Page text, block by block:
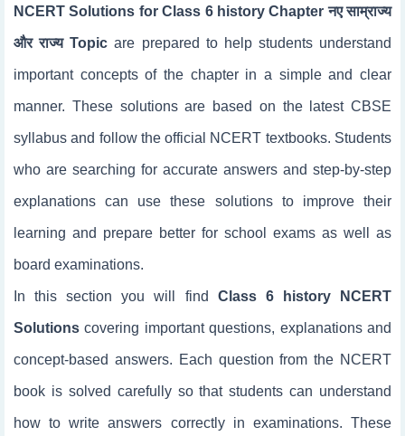
NCERT Solutions for Class 6 history Chapter नए साम्राज्य
और राज्य Topicare prepared to help students understand
important concepts of the chapter in a simple and clear
manner. These solutions are based on the latest CBSE
syllabus and follow the official NCERT textbooks. Students
who are searching for accurate answers and step-by-step
explanations can use these solutions to improve their
learning and prepare better for school exams as well as
board examinations.
In this section you will find Class 6 history NCERT
Solutions covering important questions, explanations and
concept-based answers. Each question from the NCERT
book is solved carefully so that students can understand
how to write answers correctly in examinations. These